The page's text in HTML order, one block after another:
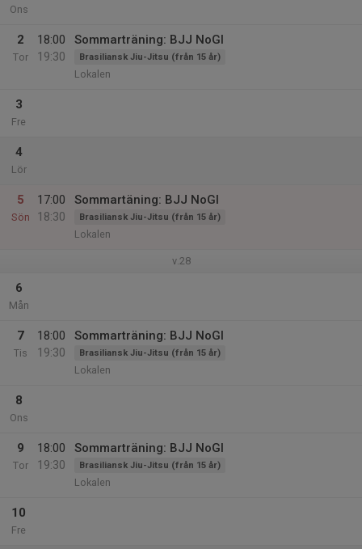
Ons
2
Tor
18:00
19:30
Sommarträning: BJJ NoGI
Brasiliansk Jiu-Jitsu (från 15 år)
Lokalen
3
Fre
4
Lör
5
Sön
17:00
18:30
Sommartäning: BJJ NoGI
Brasiliansk Jiu-Jitsu (från 15 år)
Lokalen
v.28
6
Mån
7
Tis
18:00
19:30
Sommarträning: BJJ NoGI
Brasiliansk Jiu-Jitsu (från 15 år)
Lokalen
8
Ons
9
Tor
18:00
19:30
Sommarträning: BJJ NoGI
Brasiliansk Jiu-Jitsu (från 15 år)
Lokalen
10
Fre